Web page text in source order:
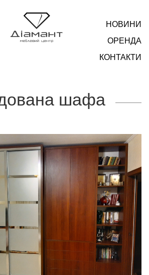
НОВИНИ
ОРЕНДА
КОНТАКТИ
шафа